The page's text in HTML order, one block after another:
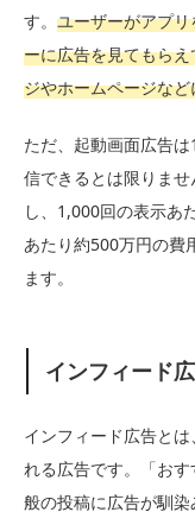
す。 ユーザーがアプ
ーに広告を見てもら
ジやホームページな
ただ、起動画面広告
信できるとは限りま
し、1,000回の表示あ
あたり約500万円の費
ます。
インフィード
インフィード広告と
れる広告です。「お
般の投稿に広告が馴染